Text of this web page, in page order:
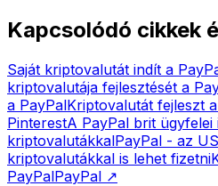
Kapcsolódó cikkek
Saját kriptovalutát indít a
kriptovalutája fejlesztését a
a PayPalKriptovalutát fejleszt
PinterestA PayPal brit
kriptovalutákkalPayPal - az
kriptovalutákkal is lehet fizetni
PayPalPayPal ↗